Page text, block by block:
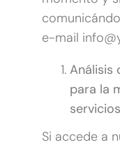
e-mail
Análisis
para la
Si accede a